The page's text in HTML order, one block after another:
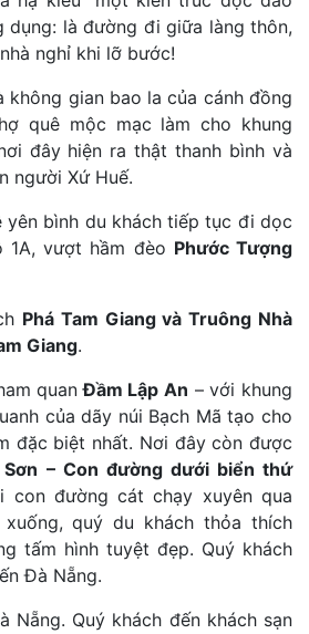
dụng: là đường đi giữa làng thôn,
nghỉ khi lỡ bước!
không gian bao la của cánh đồng
quê mộc mạc làm cho khung
đây hiện ra thật thanh bình và
người Xứ Huế.
yên bình du khách tiếp tục đi dọc
vượt hầm đèo Phước Tượng
Phá Tam Giang và Truông Nhà
Giang.
quan Đầm Lập An – với khung
của dãy núi Bạch Mã tạo cho
đặc biệt nhất. Nơi đây còn được
– Con đường dưới biểnthứ
con đường cát chạy xuyên qua
quý du khách thỏa thích
tấm hình tuyệt đẹp. Quý khách
Đà Nẵng.
Nẵng. Quý khách đến khách sạn